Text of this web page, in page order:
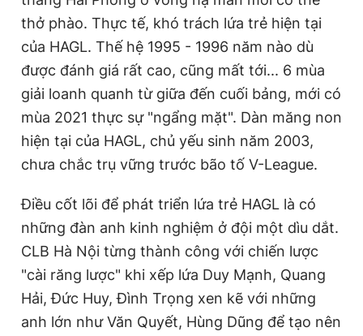
thở phào. Thực tế, khó trách lứa trẻ hiện tại
của HAGL. Thế hệ 1995 - 1996 năm nào dù
được đánh giá rất cao, cũng mất tới... 6 mùa
giải loanh quanh từ giữa đến cuối bảng, mới có
mùa 2021 thực sự "ngẩng mặt". Dàn măng non
hiện tại của HAGL, chủ yếu sinh năm 2003,
chưa chắc trụ vững trước bão tố V-League.
Điều cốt lõi để phát triển lứa trẻ HAGL là có
những đàn anh kinh nghiệm ở đội một dìu dắt.
CLB Hà Nội từng thành công với chiến lược
"cài răng lược" khi xếp lứa Duy Mạnh, Quang
Hải, Đức Huy, Đình Trọng xen kẽ với những
anh lớn như Văn Quyết, Hùng Dũng để tạo nên